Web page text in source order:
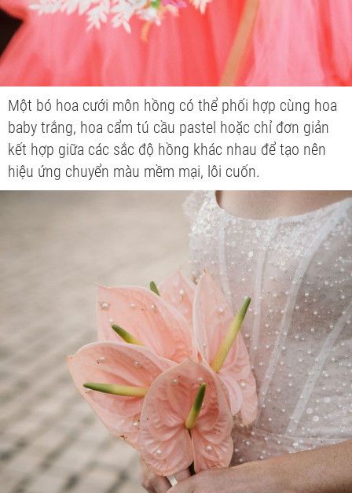
Một bó hoa cưới môn hồng có thể phối hợp cùng hoa
baby trắng, hoa cẩm tú cầu pastel hoặc chỉ đơn giản
kết hợp giữa các sắc độ hồng khác nhau để tạo nên
hiệu ứng chuyển màu mềm mại, lôi cuốn.